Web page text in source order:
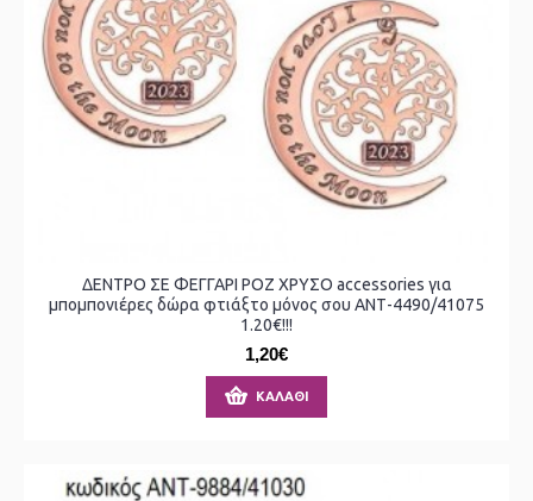
ΔΕΝΤΡΟ ΣΕ ΦΕΓΓΑΡΙ ΡΟΖ ΧΡΥΣΟ accessories για
μπομπονιέρες δώρα φτιάξτο μόνος σου ΑΝΤ-4490/41075
1.20€!!!
1,20€
ΚΑΛΆΘΙ